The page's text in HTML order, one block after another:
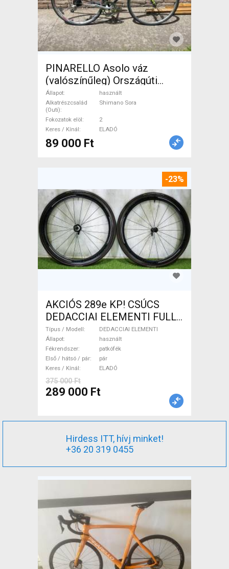
PINARELLO Asolo váz
(valószínűleg) Országúti
Shimano Sora patkófék
használt ELADÓ
Állapot
használt
Alkatrészcsalád
(Outi)
Shimano Sora
Fokozatok elöl
2
Keres / Kínál
ELADÓ
89 000 Ft
-23%
AKCIÓS 289e KP! CSÚCS
DEDACCIAI ELEMENTI FULL
CARBON 45 TUBULAR
DEDACCIAI ELEMENTI
Országúti / Gravel / Triatlon
Alkatrész, Országúti Kerék /
Felni / Gumi használt ELADÓ
Típus / Modell
DEDACCIAI ELEMENTI
Állapot
használt
Fékrendszer
patkófék
Első / hátsó / pár
pár
Keres / Kínál
ELADÓ
375 000 Ft
289 000 Ft
Hirdess ITT, hívj minket!
+36 20 319 0455